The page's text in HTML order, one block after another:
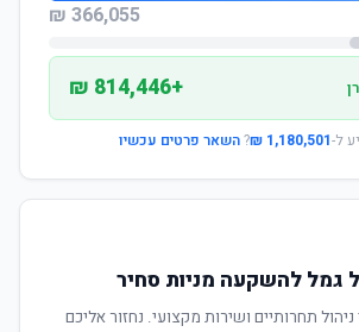
366,055 ₪
+814,446 ₪
ל-1,180,501 ₪
?השאר פרטים עכשיו
גמל להשקעה מניות סחיר
תחרותיים ושירות מקצועי. נחזור אליכם